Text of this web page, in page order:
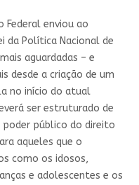
Federal enviou ao
da Política Nacional de
aguardadas – e
desde a criação de um
no início do atual
ser estruturado de
público do direito
aqueles que o
como os idosos,
e adolescentes e os